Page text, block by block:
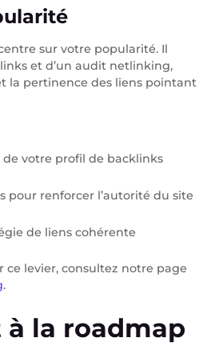
sur votre popularité. Il
et d’un audit netlinking,
la pertinence des liens pointant
de votre profil de backlinks
pour renforcer l’autorité du site
de liens cohérente
ce levier, consultez notre page
.
à la roadmap